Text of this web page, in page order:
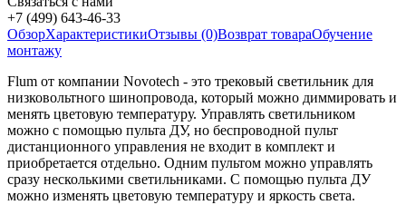
+7 (499) 643-46-33
ОбзорХарактеристикиОтзывы (0)Возврат товараОбучение
монтажу
Flum от компании Novotech - это трековый светильник для
низковольтного шинопровода, который можно диммировать и
менять цветовую температуру. Управлять светильником
можно с помощью пульта ДУ, но беспроводной пульт
дистанционного управления не входит в комплект и
приобретается отдельно. Одним пультом можно управлять
сразу несколькими светильниками. С помощью пульта ДУ
можно изменять цветовую температуру и яркость света.